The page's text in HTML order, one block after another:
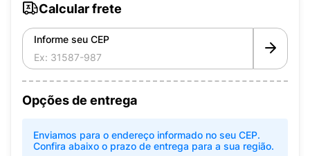
Calcular frete
Informe seu CEP
Opções de entrega
Enviamos para o endereço informado no seu CEP.
Confira abaixo o prazo de entrega para a sua região.